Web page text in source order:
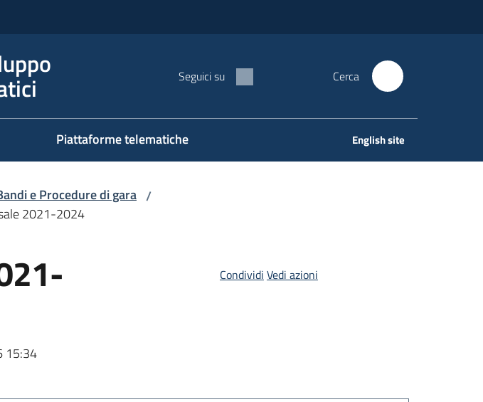
Seguici su Cerca
Piattaforme telematiche English site
e Procedure di gara /
2021-2024
15:34
Condividi Vedi azioni